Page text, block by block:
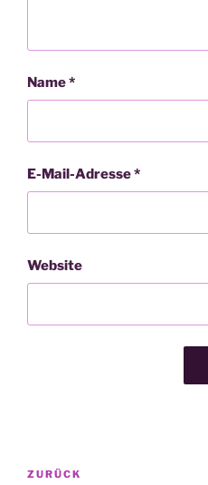
Name*
E-Mail-Adresse*
Website
Beitragsnavigation
Vorheriger
ZURÜCK